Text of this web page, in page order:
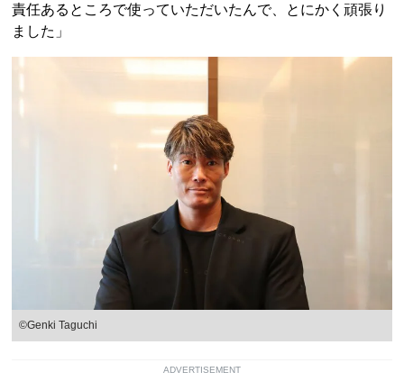
責任あるところで使っていただいたんで、とにかく頑張り
ました」
©Genki Taguchi
ADVERTISEMENT